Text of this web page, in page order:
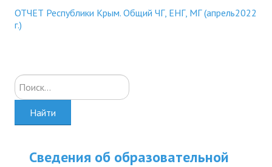
ОТЧЕТ Республики Крым. Общий ЧГ, ЕНГ, МГ (апрель2022
г.)
Искать...
Найти
Сведения об образовательной